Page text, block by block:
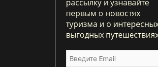
рассылку и узнавайте
первым о новостях
туризма и о
выгодных